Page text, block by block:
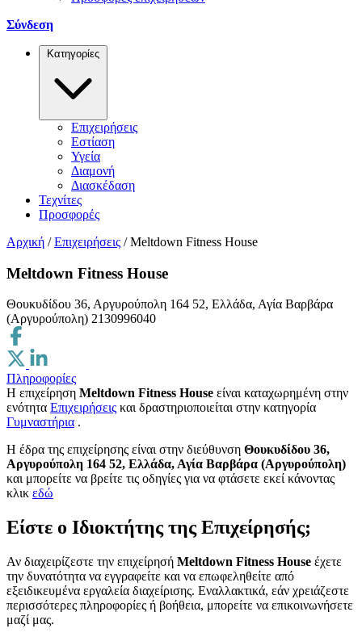
Σύνδεση
Κατηγορίες
Επιχειρήσεις
Εστίαση
Υγεία
Διαμονή
Διασκέδαση
Τεχνίτες
Προσφορές
Αρχική / Επιχειρήσεις / Meltdown Fitness House
Meltdown Fitness House
Θουκυδίδου 36, Αργυρούπολη 164 52, Ελλάδα, Αγία Βαρβάρα
(Αργυρούπολη) 2130996040
Πληροφορίες
Η επιχείρηση Meltdown Fitness House είναι καταχωρημένη στην
ενότητα Επιχειρήσεις και δραστηριοποιείται στην κατηγορία
Γυμναστήρια .
H έδρα της επιχείρησης είναι στην διεύθυνση Θουκυδίδου 36,
Αργυρούπολη 164 52, Ελλάδα, Αγία Βαρβάρα (Αργυρούπολη)
και μπορείτε να βρείτε τις οδηγίες για να φτάσετε εκεί κάνοντας
κλικ εδώ
Είστε ο Ιδιοκτήτης της Επιχείρησής;
Αν διαχειρίζεστε την επιχείρησή Meltdown Fitness House έχετε
την δυνατότητα να εγγραφείτε και να επωφεληθείτε από
εξειδικευμένα εργαλεία διαχείρισης. Εναλλακτικά, εάν χρειάζεστε
περισσότερες πληροφορίες ή βοήθεια, μπορείτε να επικοινωνήσετε
μαζί μας.